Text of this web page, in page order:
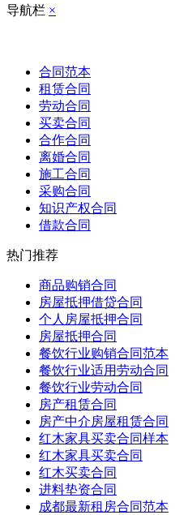
导航栏 ×
合同范本
租赁合同
劳动合同
买卖合同
合作合同
离婚合同
施工合同
采购合同
知识产权合同
借款合同
热门推荐
商品购销合同
房屋抵押借贷合同
个人房屋抵押合同
房屋抵押合同
餐饮行业购销合同范本
餐饮行业适用劳动合同
餐饮行业劳动合同
房产租赁合同
房产中介房屋租赁合同
红木家具买卖合同样本
红木家具买卖合同
红木买卖合同
进料垫资合同
成都最新租房合同范本